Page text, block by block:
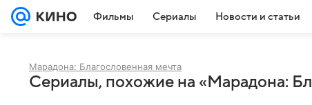
Фильмы Сериалы Новости и статьи
Марадона: Благословенная мечта
Сериалы, похожие на «Марадона: